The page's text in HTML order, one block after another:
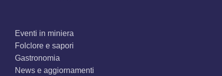
Eventi in miniera
Folclore e sapori
Gastronomia
News e aggiornamenti